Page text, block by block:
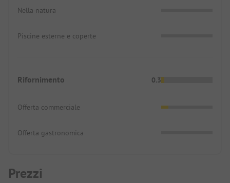
Nella natura
Piscine esterne e coperte
Rifornimento 0.3
Offerta commerciale
Offerta gastronomica
Prezzi